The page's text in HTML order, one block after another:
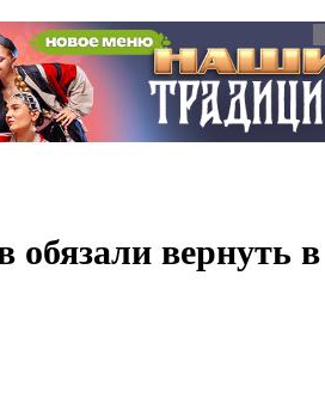
обязали вернуть в